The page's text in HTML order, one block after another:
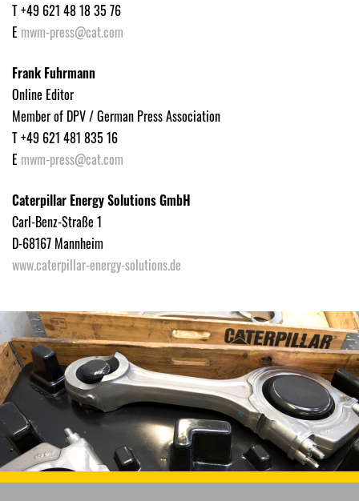
T +49 621 48 18 35 76
E mwm-press@cat.com
Frank Fuhrmann
Online Editor
Member of DPV / German Press Association
T +49 621 481 835 16
E mwm-press@cat.com
Caterpillar Energy Solutions GmbH
Carl-Benz-Straße 1
D-68167 Mannheim
www.caterpillar-energy-solutions.de